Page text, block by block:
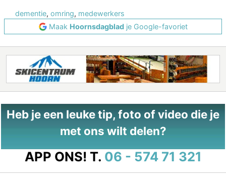
dementie, omring, medewerkers
Maak Hoornsdagbladje Google-favoriet
Heb je een leuke tip, foto of video die je
met ons wilt delen?
APP ONS! T. 06 - 574 71 321